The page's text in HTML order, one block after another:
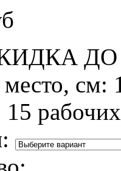
ДО
см:
15